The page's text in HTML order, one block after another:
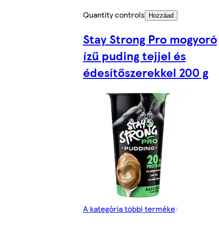
Quantity controls
Hozzáad
Stay Strong Pro mogyoró
ízű puding tejjel és
édesítőszerekkel 200 g
A kategória többi terméke